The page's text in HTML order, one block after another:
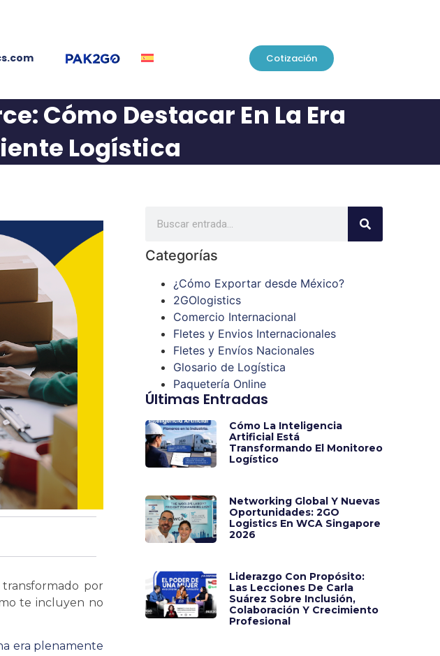
Cotización
Cómo Destacar En La Era
Logística
por
te incluyen no
era plenamente
Categorías
¿Cómo Exportar desde México?
2GOlogistics
Comercio Internacional
Fletes y Envios Internacionales
Fletes y Envíos Nacionales
Glosario de Logística
Paquetería Online
Últimas Entradas
Cómo La Inteligencia
Artificial Está
Transformando El Monitoreo
Logístico
Networking Global Y Nuevas
Oportunidades: 2GO
Logistics En WCA Singapore
2026
Liderazgo Con Propósito:
Las Lecciones De Carla
Suárez Sobre Inclusión,
Colaboración Y Crecimiento
Profesional